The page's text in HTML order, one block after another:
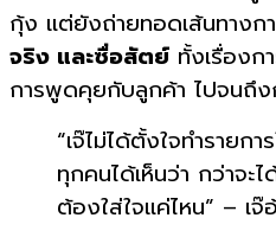
กุ้ง แต่ยังถ่ายทอดเส้นทางก
จริง และซื่อสัตย์ ทั้งเรื่อง
การพูดคุยกับลูกค้า ไปจนถึง
“เจ๊ไม่ได้ตั้งใจทำรายก
ทุกคนได้เห็นว่า กว่าจ
ต้องใส่ใจแค่ไหน” – เจ๊